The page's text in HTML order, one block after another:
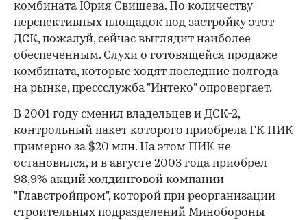
комбината Юрия Свищева. По количеству
перспективных площадок под застройку этот
ДСК, пожалуй, сейчас выглядит наиболее
обеспеченным. Слухи о готовящейся продаже
комбината, которые ходят последние полгода
на рынке, прессслужба "Интеко" опровергает.
В 2001 году сменил владельцев и ДСК-2,
контрольный пакет которого приобрела ГК ПИК
примерно за $20 млн. На этом ПИК не
остановился, и в августе 2003 года приобрел
98,9% акций холдинговой компании
"Главстройпром", которой при реорганизации
строительных подразделений Минобороны